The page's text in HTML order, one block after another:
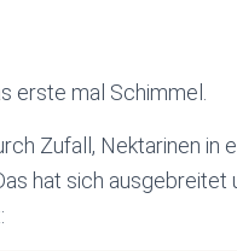
erste mal Schimmel.
Zufall, Nektarinen in
hat sich